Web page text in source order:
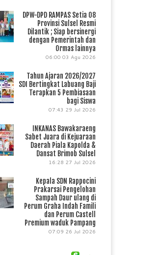
DPW-DPD RAMPAS Setia 08
Provinsi Sulsel Resmi
Dilantik ; Siap bersinergi
dengan Pemerintah dan
Ormas lainnya
06:00 03 Agu 2026
Tahun Ajaran 2026/2027
SDI Bertingkat Labuang Baji
Terapkan 5 Pembiasaan
bagi Siswa
07:43 29 Jul 2026
INKANAS Bawakaraeng
Sabet Juara di Kejuaraan
Daerah Piala Kapolda &
Dansat Brimob Sulsel
16:28 27 Jul 2026
Kepala SDN Rappocini
Prakarsai Pengelohan
Sampah Daur ulang di
Perum Graha Indah Famili
dan Perum Castell
Premium waduk Pampang
07:09 26 Jul 2026